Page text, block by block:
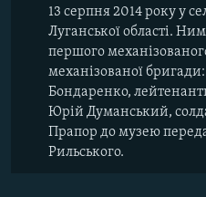
13 серпня 2014 року у
Луганської області.
першого
механізованої бригади:
Бондаренко,
Юрій Думанський,
Прапор до музею
Рильського.